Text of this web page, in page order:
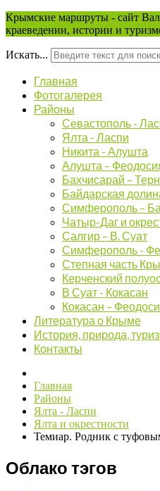
Крымские маршруты - сайт
краеведении, истории и
Искать...
Главная
Фотогалерея
Районы
Севастополь -
Ялта - Ласпи
Никита - Алушта
Алушта –
Бахчисарай –
Байдарская
Симферополь –
Чатыр-Даг и
Салгир – В. Суат
Симферополь -
Степная часть
Керченский
В Суат - Кокасан
Кокасан –
Литература о Крыме
История, природа,
Контакты
Главная
Районы
Ялта - Ласпи
Ялта и окрестности
Темиар. Родник с
Облако тэгов